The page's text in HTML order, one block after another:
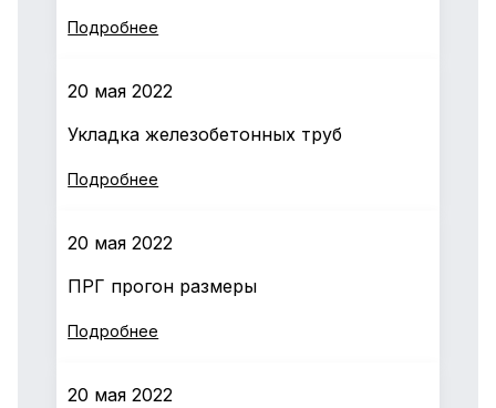
Подробнее
20 мая 2022
Укладка железобетонных труб
Подробнее
20 мая 2022
ПРГ прогон размеры
Подробнее
20 мая 2022